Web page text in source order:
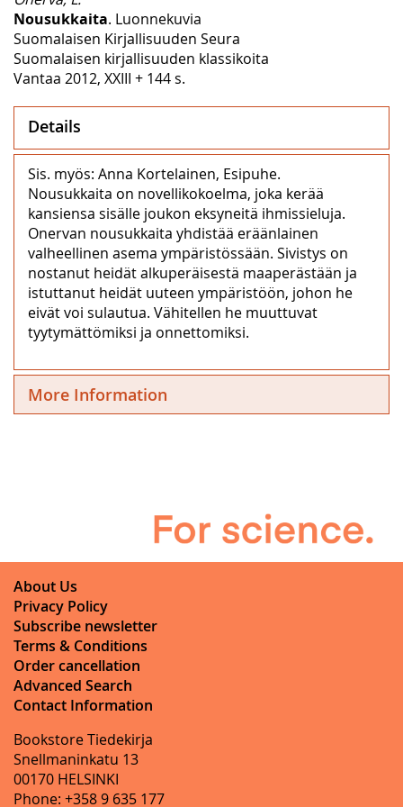
Nousukkaita. Luonnekuvia
Suomalaisen Kirjallisuuden Seura
Suomalaisen kirjallisuuden klassikoita
Vantaa 2012, XXIII + 144 s.
Details
Sis. myös: Anna Kortelainen, Esipuhe.
Nousukkaita on novellikokoelma, joka kerää
kansiensa sisälle joukon eksyneitä ihmissieluja.
Onervan nousukkaita yhdistää eräänlainen
valheellinen asema ympäristössään. Sivistys on
nostanut heidät alkuperäisestä maaperästään ja
istuttanut heidät uuteen ympäristöön, johon he
eivät voi sulautua. Vähitellen he muuttuvat
tyytymättömiksi ja onnettomiksi.
More Information
About Us
Privacy Policy
Subscribe newsletter
Terms & Conditions
Order cancellation
Advanced Search
Contact Information
Bookstore Tiedekirja
Snellmaninkatu 13
00170 HELSINKI
Phone: +358 9 635 177